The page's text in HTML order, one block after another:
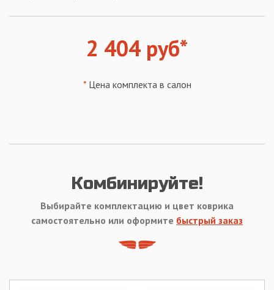
2 404 руб*
*Цена комплекта в салон
Комбинируйте!
Выбирайте комплектацию и цвет коврика
самостоятельно или оформите быстрый заказ